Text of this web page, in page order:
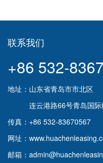
联系我们
+86 532-
地址：山东省青岛市市北区
连云港路66号青岛国际
传真：+86 532-83670567
网址：
邮箱：